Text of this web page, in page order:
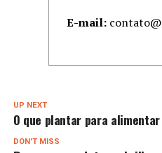
E-mail:
UP NEXT
O que plantar para
DON'T MISS